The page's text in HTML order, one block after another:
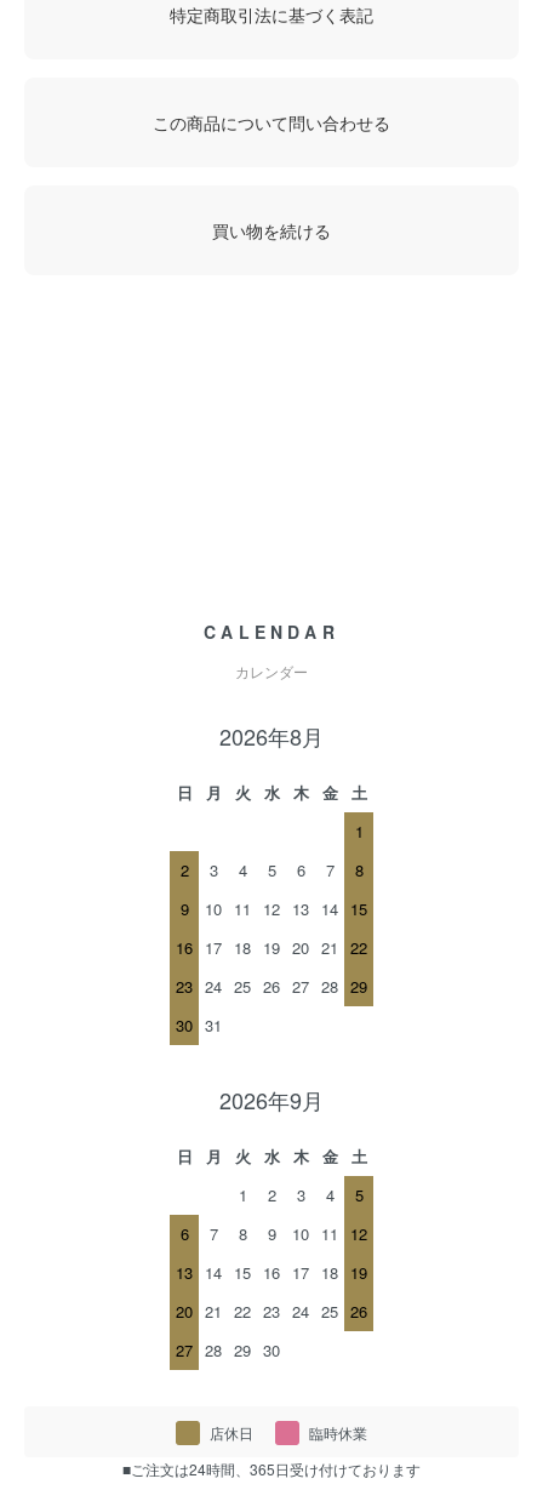
特定商取引法に基づく表記
この商品について問い合わせる
買い物を続ける
CALENDAR
カレンダー
2026年8月
日 月 火 水 木 金
土
1
2
3 4 5 6 7
8
9
10 11 12 13 14 15
16 17 18 19 20 21
22
23 24 25 26 27 28 29
30 31
2026年9月
日 月 火 水 木 金
土
1
2 3 4
5
6
7 8 9 10 11
12
13 14 15 16 17 18 19
20 21 22 23 24 25 26
27 28 29 30
店休日
臨時休業
■ご注文は24時間、365日受け付けております